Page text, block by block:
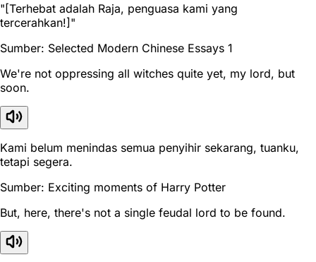
"[Terhebat adalah Raja, penguasa kami yang
tercerahkan!]"
Sumber: Selected Modern Chinese Essays 1
We're not oppressing all witches quite yet, my lord, but
soon.
Kami belum menindas semua penyihir sekarang, tuanku,
tetapi segera.
Sumber: Exciting moments of Harry Potter
But, here, there's not a single feudal lord to be found.